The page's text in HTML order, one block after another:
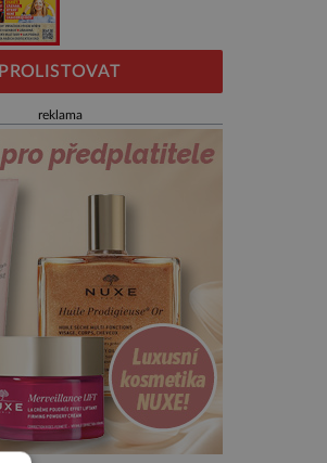
PROLISTOVAT
reklama